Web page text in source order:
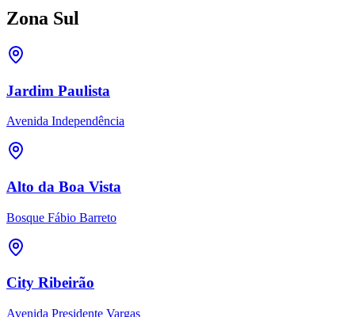
Zona Sul
Jardim Paulista
Avenida Independência
Alto da Boa Vista
Bosque Fábio Barreto
City Ribeirão
Avenida Presidente Vargas